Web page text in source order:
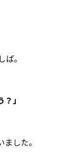
。
」
した。